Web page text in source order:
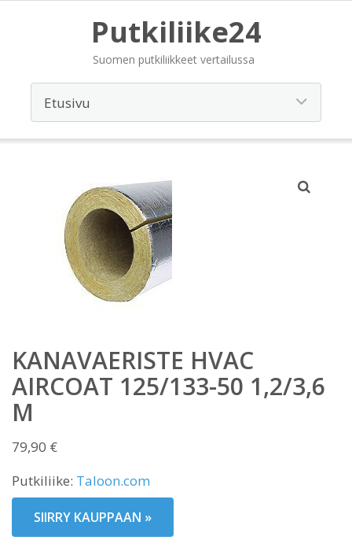
Putkiliike24
Suomen putkiliikkeet vertailussa
KANAVAERISTE HVAC
AIRCOAT 125/133-50 1,2/3,6
M
79,90 €
Putkiliike: Taloon.com
SIIRRY KAUPPAAN »